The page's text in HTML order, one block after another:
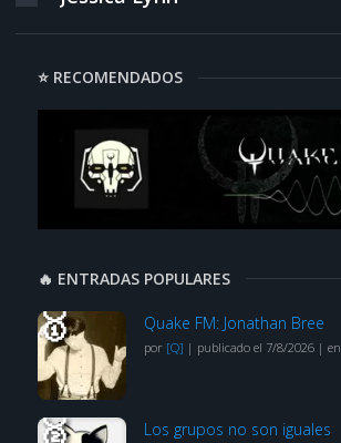
⭐ RECOMENDADOS
🔥 ENTRADAS POPULARES
Quake FM: Jonathan Bree
por [Q] | publicado el 7/8/2026| en
Los grupos no son iguales